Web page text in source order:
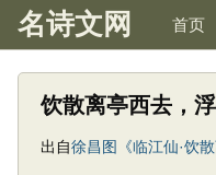
名诗文网 首页
饮散离亭西去，浮
出自徐昌图《临江仙·饮散